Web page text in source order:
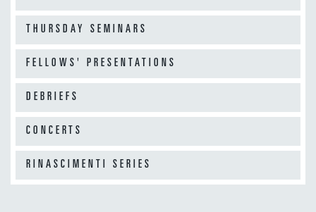
THURSDAY SEMINARS
FELLOWS' PRESENTATIONS
DEBRIEFS
CONCERTS
RINASCIMENTI SERIES